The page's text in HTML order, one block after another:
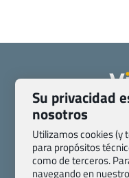
Pasaporte, Visado,
Blog de
Preguntas
Su privacidad
nosotros
Utilizamos cookies (y
para propósitos
como de terceros.
navegando en